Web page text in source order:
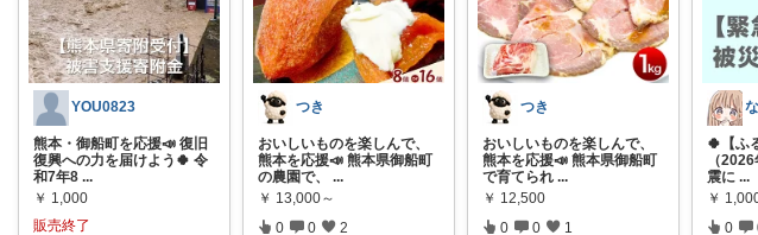
YOU0823
熊本・御船町を応援📣 復旧
復興への力を届けよう🍀 令
和7年8 ...
￥ 1,000
販売終了
つき
おいしいものを楽しんで、
熊本を応援📣 熊本県御船町
の農園で、
...
￥ 13,000～
0 0 2
つき
おいしいものを楽しんで、
熊本を応援📣 熊本県御船町
で育てられ ...
￥ 12,500
0 0 1
🍀【ふ
（
震に ...
￥
0